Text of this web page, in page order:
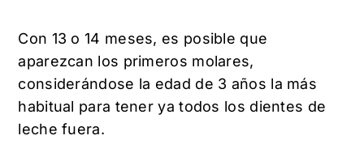
Con 13 o 14 meses, es posible que
aparezcan los primeros molares,
considerándose la edad de 3 años la más
habitual para tener ya todos los dientes de
leche fuera.